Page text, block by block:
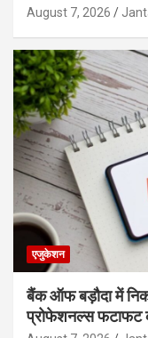
August 7, 2026
एजुकेशन
बैंक ऑफ बड़ौदा में
प्रोफेशनल्स